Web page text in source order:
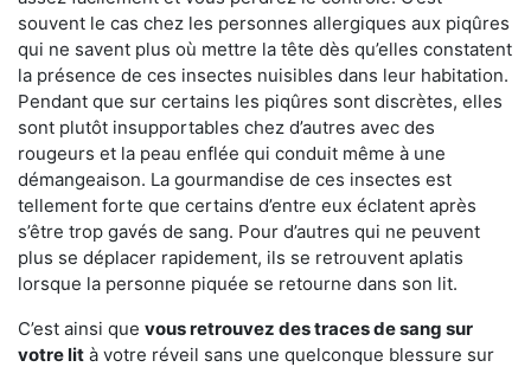
souvent le cas chez les personnes allergiques aux piqûres
qui ne savent plus où mettre la tête dès qu’elles constatent
la présence de ces insectes nuisibles dans leur habitation.
Pendant que sur certains les piqûres sont discrètes, elles
sont plutôt insupportables chez d’autres avec des
rougeurs et la peau enflée qui conduit même à une
démangeaison. La gourmandise de ces insectes est
tellement forte que certains d’entre eux éclatent après
s’être trop gavés de sang. Pour d’autres qui ne peuvent
plus se déplacer rapidement, ils se retrouvent aplatis
lorsque la personne piquée se retourne dans son lit.
C’est ainsi que vous retrouvez des traces de sang sur
votre lit à votre réveil sans une quelconque blessure sur